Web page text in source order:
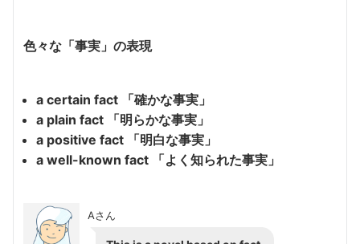
色々な「事実」の表現
a certain fact 「確かな事実」
a plain fact 「明らかな事実」
a positive fact 「明白な事実」
a well-known fact 「よく知られた事実」
Aさん